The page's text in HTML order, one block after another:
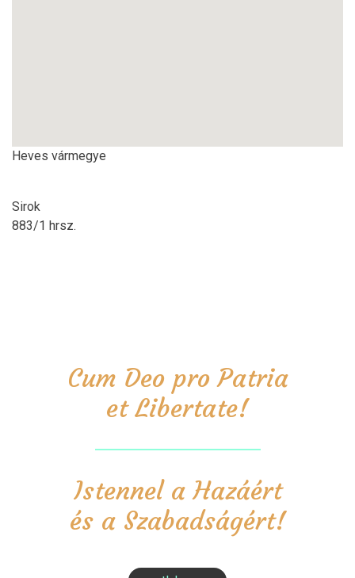
Heves vármegye
Sirok
883/1 hrsz.
Cum Deo pro Patria
et Libertate!
Istennel a Hazáért
és a Szabadságért!